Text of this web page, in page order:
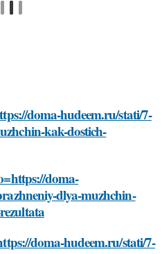
doma-hudeem.ru/stati/7-
kak-dostich-
doma-
dlya-muzhchin-
doma-hudeem.ru/stati/7-